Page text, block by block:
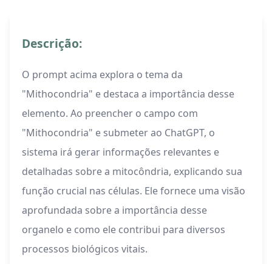
Descrição:
O prompt acima explora o tema da
"Mithocondria" e destaca a importância desse
elemento. Ao preencher o campo com
"Mithocondria" e submeter ao ChatGPT, o
sistema irá gerar informações relevantes e
detalhadas sobre a mitocôndria, explicando sua
função crucial nas células. Ele fornece uma visão
aprofundada sobre a importância desse
organelo e como ele contribui para diversos
processos biológicos vitais.